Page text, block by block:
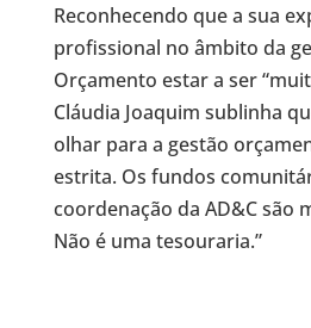
Reconhecendo que a sua
profissional no âmbito da
Orçamento estar a ser
Cláudia Joaquim sublinha
olhar para a gestão
estrita. Os fundos
coordenação da AD&C são
Não é uma tesouraria.”